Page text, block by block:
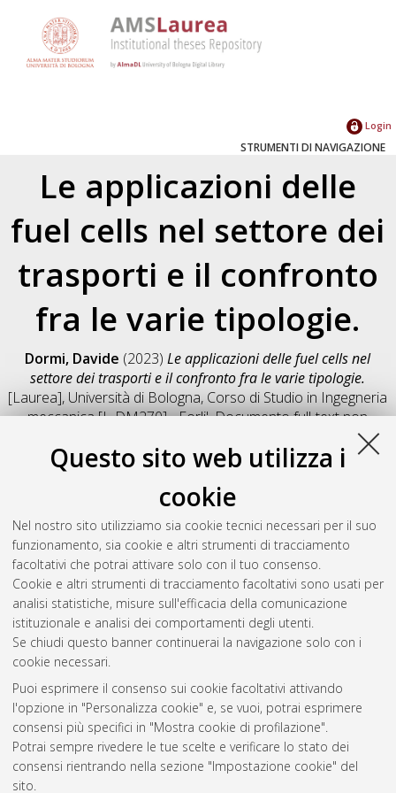
Questo sito web utilizza i
cookie
Nel nostro sito utilizziamo sia cookie tecnici necessari per il suo
funzionamento, sia cookie e altri strumenti di tracciamento
facoltativi che potrai attivare solo con il tuo consenso.
Cookie e altri strumenti di tracciamento facoltativi sono usati per
analisi statistiche, misure sull'efficacia della comunicazione
istituzionale e analisi dei comportamenti degli utenti.
Se chiudi questo banner continuerai la navigazione solo con i
cookie necessari.
Puoi esprimere il consenso sui cookie facoltativi attivando
l'opzione in "Personalizza cookie" e, se vuoi, potrai esprimere
consensi più specifici in "Mostra cookie di profilazione".
Potrai sempre rivedere le tue scelte e verificare lo stato dei
consensi rientrando nella sezione "Impostazione cookie" del
sito.
Login
STRUMENTI DI NAVIGAZIONE
Le applicazioni delle
fuel cells nel settore dei
trasporti e il confronto
fra le varie tipologie.
Dormi, Davide (2023)Le applicazioni delle fuel cells nel
settore dei trasporti e il confronto fra le varie tipologie.
[Laurea], Università di Bologna, Corso di Studio in Ingegneria
meccanica [L-DM270] - Forli', Documento full-text non
Salva citazione
Condividi
Il full-text non è disponibile per scelta dell'autore. (
Abstract
Altri metadati
Gestione del documento:
Atom
Rss 1.0
Rss 2.0